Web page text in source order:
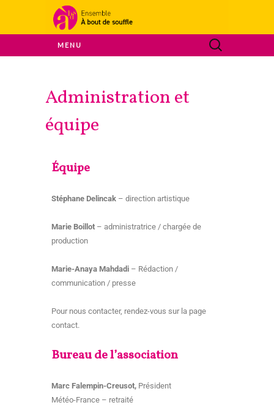
À bout de
souffle
MENU
Administration et
équipe
Équipe
Stéphane Delincak – direction artistique
Marie Boillot – administratrice / chargée de
production
Marie-Anaya Mahdadi – Rédaction /
communication / presse
Pour nous contacter, rendez-vous sur la page
contact.
Bureau de l’association
Marc Falempin-Creusot, Président
Météo-France – retraité